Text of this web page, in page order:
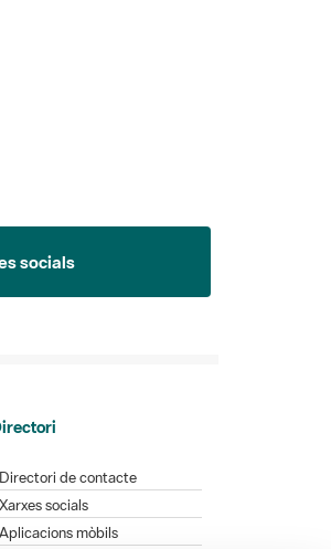
socials
Directori de contacte
Xarxes socials
Aplicacions mòbils